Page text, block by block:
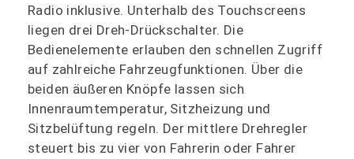
Radio inklusive. Unterhalb des Touchscreens
liegen drei Dreh-Drückschalter. Die
Bedienelemente erlauben den schnellen Zugriff
auf zahlreiche Fahrzeugfunktionen. Über die
beiden äußeren Knöpfe lassen sich
Innenraumtemperatur, Sitzheizung und
Sitzbelüftung regeln. Der mittlere Drehregler
steuert bis zu vier von Fahrerin oder Fahrer